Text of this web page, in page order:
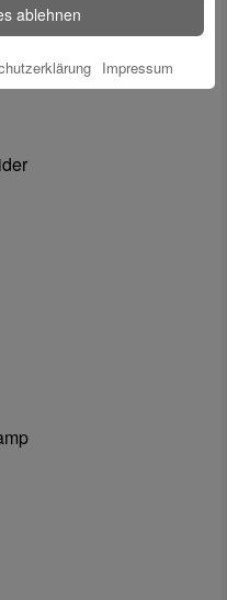
ablehnen
Impressum